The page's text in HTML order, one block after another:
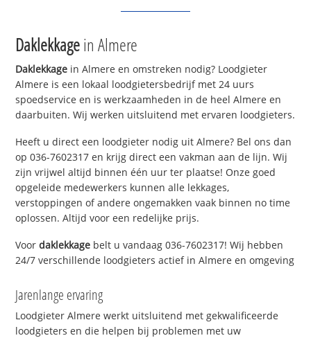
Daklekkagein Almere
Daklekkage in Almere en omstreken nodig? Loodgieter
Almere is een lokaal loodgietersbedrijf met 24 uurs
spoedservice en is werkzaamheden in de heel Almere en
daarbuiten. Wij werken uitsluitend met ervaren loodgieters.
Heeft u direct een loodgieter nodig uit Almere? Bel ons dan
op 036-7602317 en krijg direct een vakman aan de lijn. Wij
zijn vrijwel altijd binnen één uur ter plaatse! Onze goed
opgeleide medewerkers kunnen alle lekkages,
verstoppingen of andere ongemakken vaak binnen no time
oplossen. Altijd voor een redelijke prijs.
Voordaklekkage belt u vandaag 036-7602317! Wij hebben
24/7 verschillende loodgieters actief in Almere en omgeving
Jarenlange ervaring
Loodgieter Almere werkt uitsluitend met gekwalificeerde
loodgieters en die helpen bij problemen met uw